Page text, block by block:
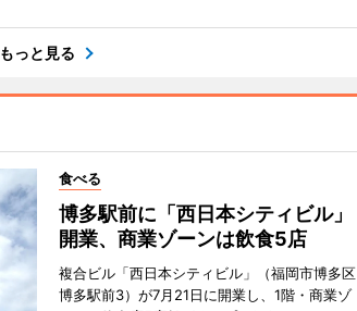
もっと見る
食べる
博多駅前に「西日本シティビル」
開業、商業ゾーンは飲食5店
複合ビル「西日本シティビル」（福岡市博多区
博多駅前3）が7月21日に開業し、1階・商業ゾ